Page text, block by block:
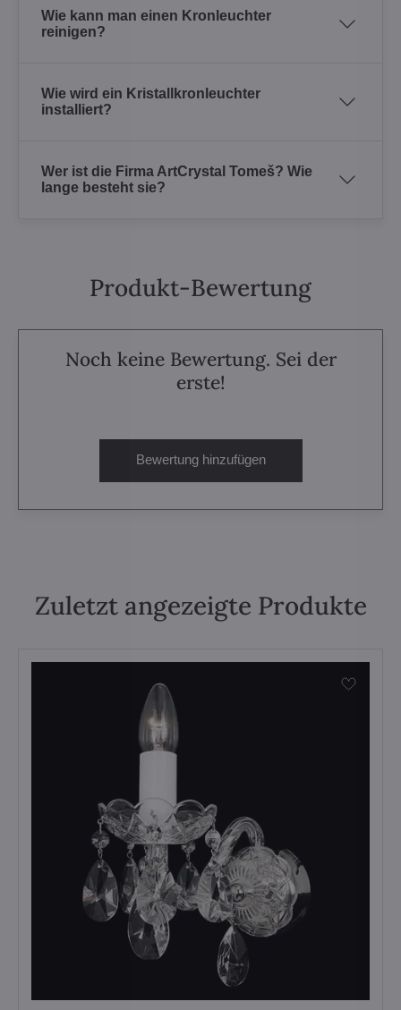
Wie kann man einen Kronleuchter
reinigen?
Wie wird ein Kristallkronleuchter
installiert?
Wer ist die Firma ArtCrystal Tomeš? Wie
lange besteht sie?
Produkt-Bewertung
Noch keine Bewertung. Sei der
erste!
Bewertung hinzufügen
Zuletzt angezeigte Produkte